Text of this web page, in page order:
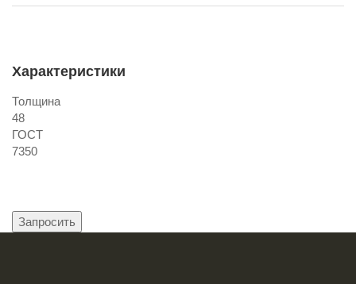
Характеристики
Толщина
48
ГОСТ
7350